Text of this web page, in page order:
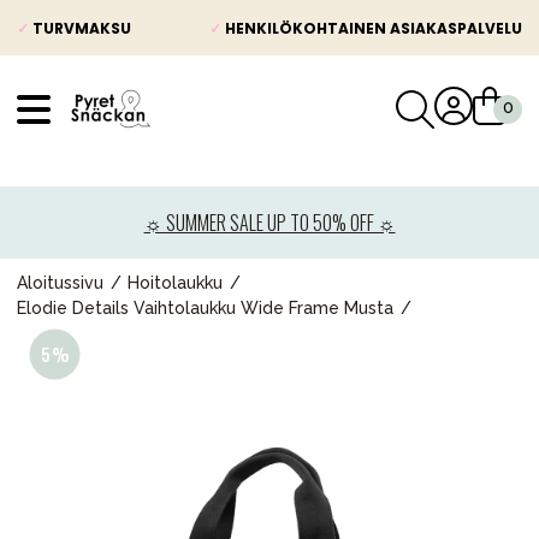
✓ TURVMAKSU ✓ HENKILÖKOHTAINEN ASIAKASPALVELU
☼ SUMMER SALE UP TO 50% OFF ☼
Aloitussivu
Hoitolaukku
Elodie Details Vaihtolaukku Wide Frame Musta
Lastenvaunut
Lasten turvaistuimet
Äiti & Isä
Huonekalut & vuodevaatteet